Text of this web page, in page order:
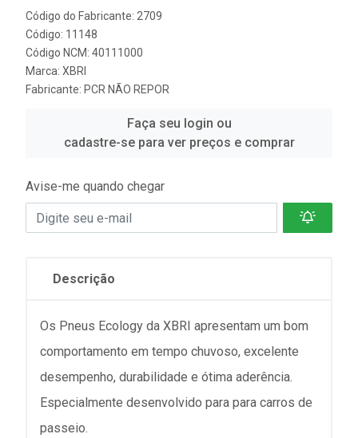
Código do Fabricante: 2709
Código: 11148
Código NCM: 40111000
Marca: XBRI
Fabricante: PCR NÃO REPOR
Faça seu login ou
cadastre-se para ver preços e comprar
Avise-me quando chegar
Descrição
Os Pneus Ecology da XBRI apresentam um bom
comportamento em tempo chuvoso, excelente
desempenho, durabilidade e ótima aderência.
Especialmente desenvolvido para para carros de
passeio.